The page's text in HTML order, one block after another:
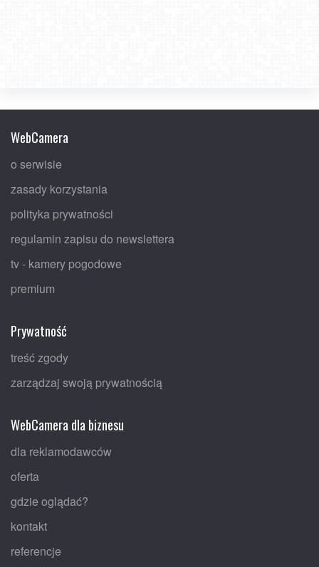
WebCamera
o serwisie
zasady korzystania
polityka prywatności
regulamin zapisu do newslettera
tv - kamery pogodowe
premium
Prywatność
treść zgody
zarządzaj swoją prywatnością
WebCamera dla biznesu
dla reklamodawców
oferta
gdzie oglądać?
kontakt
referencje